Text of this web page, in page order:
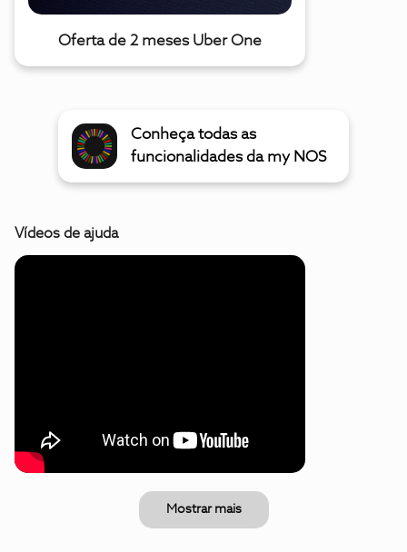
Oferta de 2 meses Uber One
Conheça todas as
funcionalidades da my NOS
Vídeos de ajuda
Mostrar mais